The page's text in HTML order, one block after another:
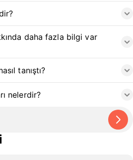
daha fazla bilgi var
tanıştı?
nelerdir?